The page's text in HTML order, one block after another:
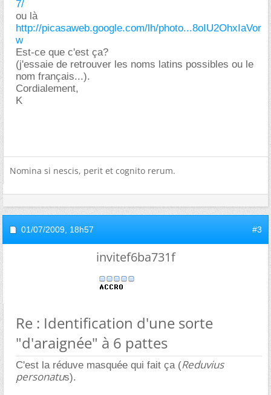
7/
ou là
http://picasaweb.google.com/lh/photo...8oIU2OhxIaVor
w
Est-ce que c'est ça?
(j'essaie de retrouver les noms latins possibles ou le
nom français...).
Cordialement,
K
Nomina si nescis, perit et cognito rerum.
01/07/2009, 18h57 #3
invitef6ba731f
Re : Identification d'une sorte
"d'araignée" à 6 pattes
C'est la réduve masquée qui fait ça (Reduvius
personatus).